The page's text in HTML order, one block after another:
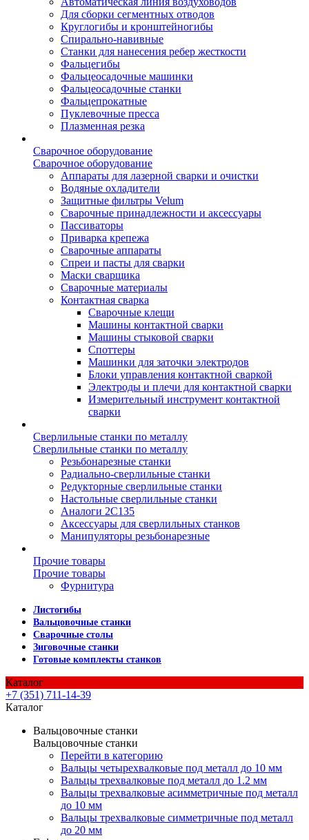
Для сборки сегментных отводов
Круглогибы и кронштейногибы
Спирально-навивные
Станки для нанесения ребер жесткости
Фальцегибы
Фальцеосадочные машинки
Фальцеосадочные станки
Фальцепрокатные
Пуклевочные пресса
Плазменная резка
Сварочное оборудование
Сварочное оборудование
Аппараты для лазерной сварки и очистки
Водяные охладители
Защитные фильтры Velum
Сварочные принадлежности и аксессуары
Пассиваторы
Приварка крепежа
Сварочные аппараты
Спреи и пасты для сварки
Маски сварщика
Сварочные материалы
Контактная сварка
Сварочные клещи
Машины контактной сварки
Машины стыковой сварки
Споттеры
Машинки для заточки электродов
Блоки управления контактной сваркой
Электроды и плечи для контактной сварки
Измерительный инструмент контактной
сварки
Сверлильные станки по металлу
Сверлильные станки по металлу
Резьбонарезные станки
Радиально-сверлильные станки
Редукторные сверлильные станки
Настольные сверлильные станки
Аналоги 2С135
Аксессуары для сверлильных станков
Манипуляторы резьбонарезные
Прочие товары
Прочие товары
Фурнитура
Листогибы
Вальцовочные станки
Сварочные столы
Зиговочные станки
Готовые комплекты станков
Каталог
+7 (351) 711-14-39
Каталог
Вальцовочные станки
Вальцовочные станки
Перейти в категорию
Вальцы четырехвалковые под металл до 10 мм
Вальцы трехвалковые под металл до 1.2 мм
Вальцы трехвалковые асимметричные под металл
до 10 мм
Вальцы трехвалковые симметричные под металл
до 20 мм